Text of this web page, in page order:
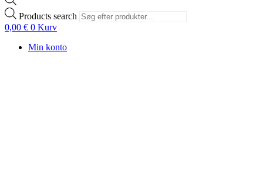
Products search
0,00 € 0 Kurv
Min konto